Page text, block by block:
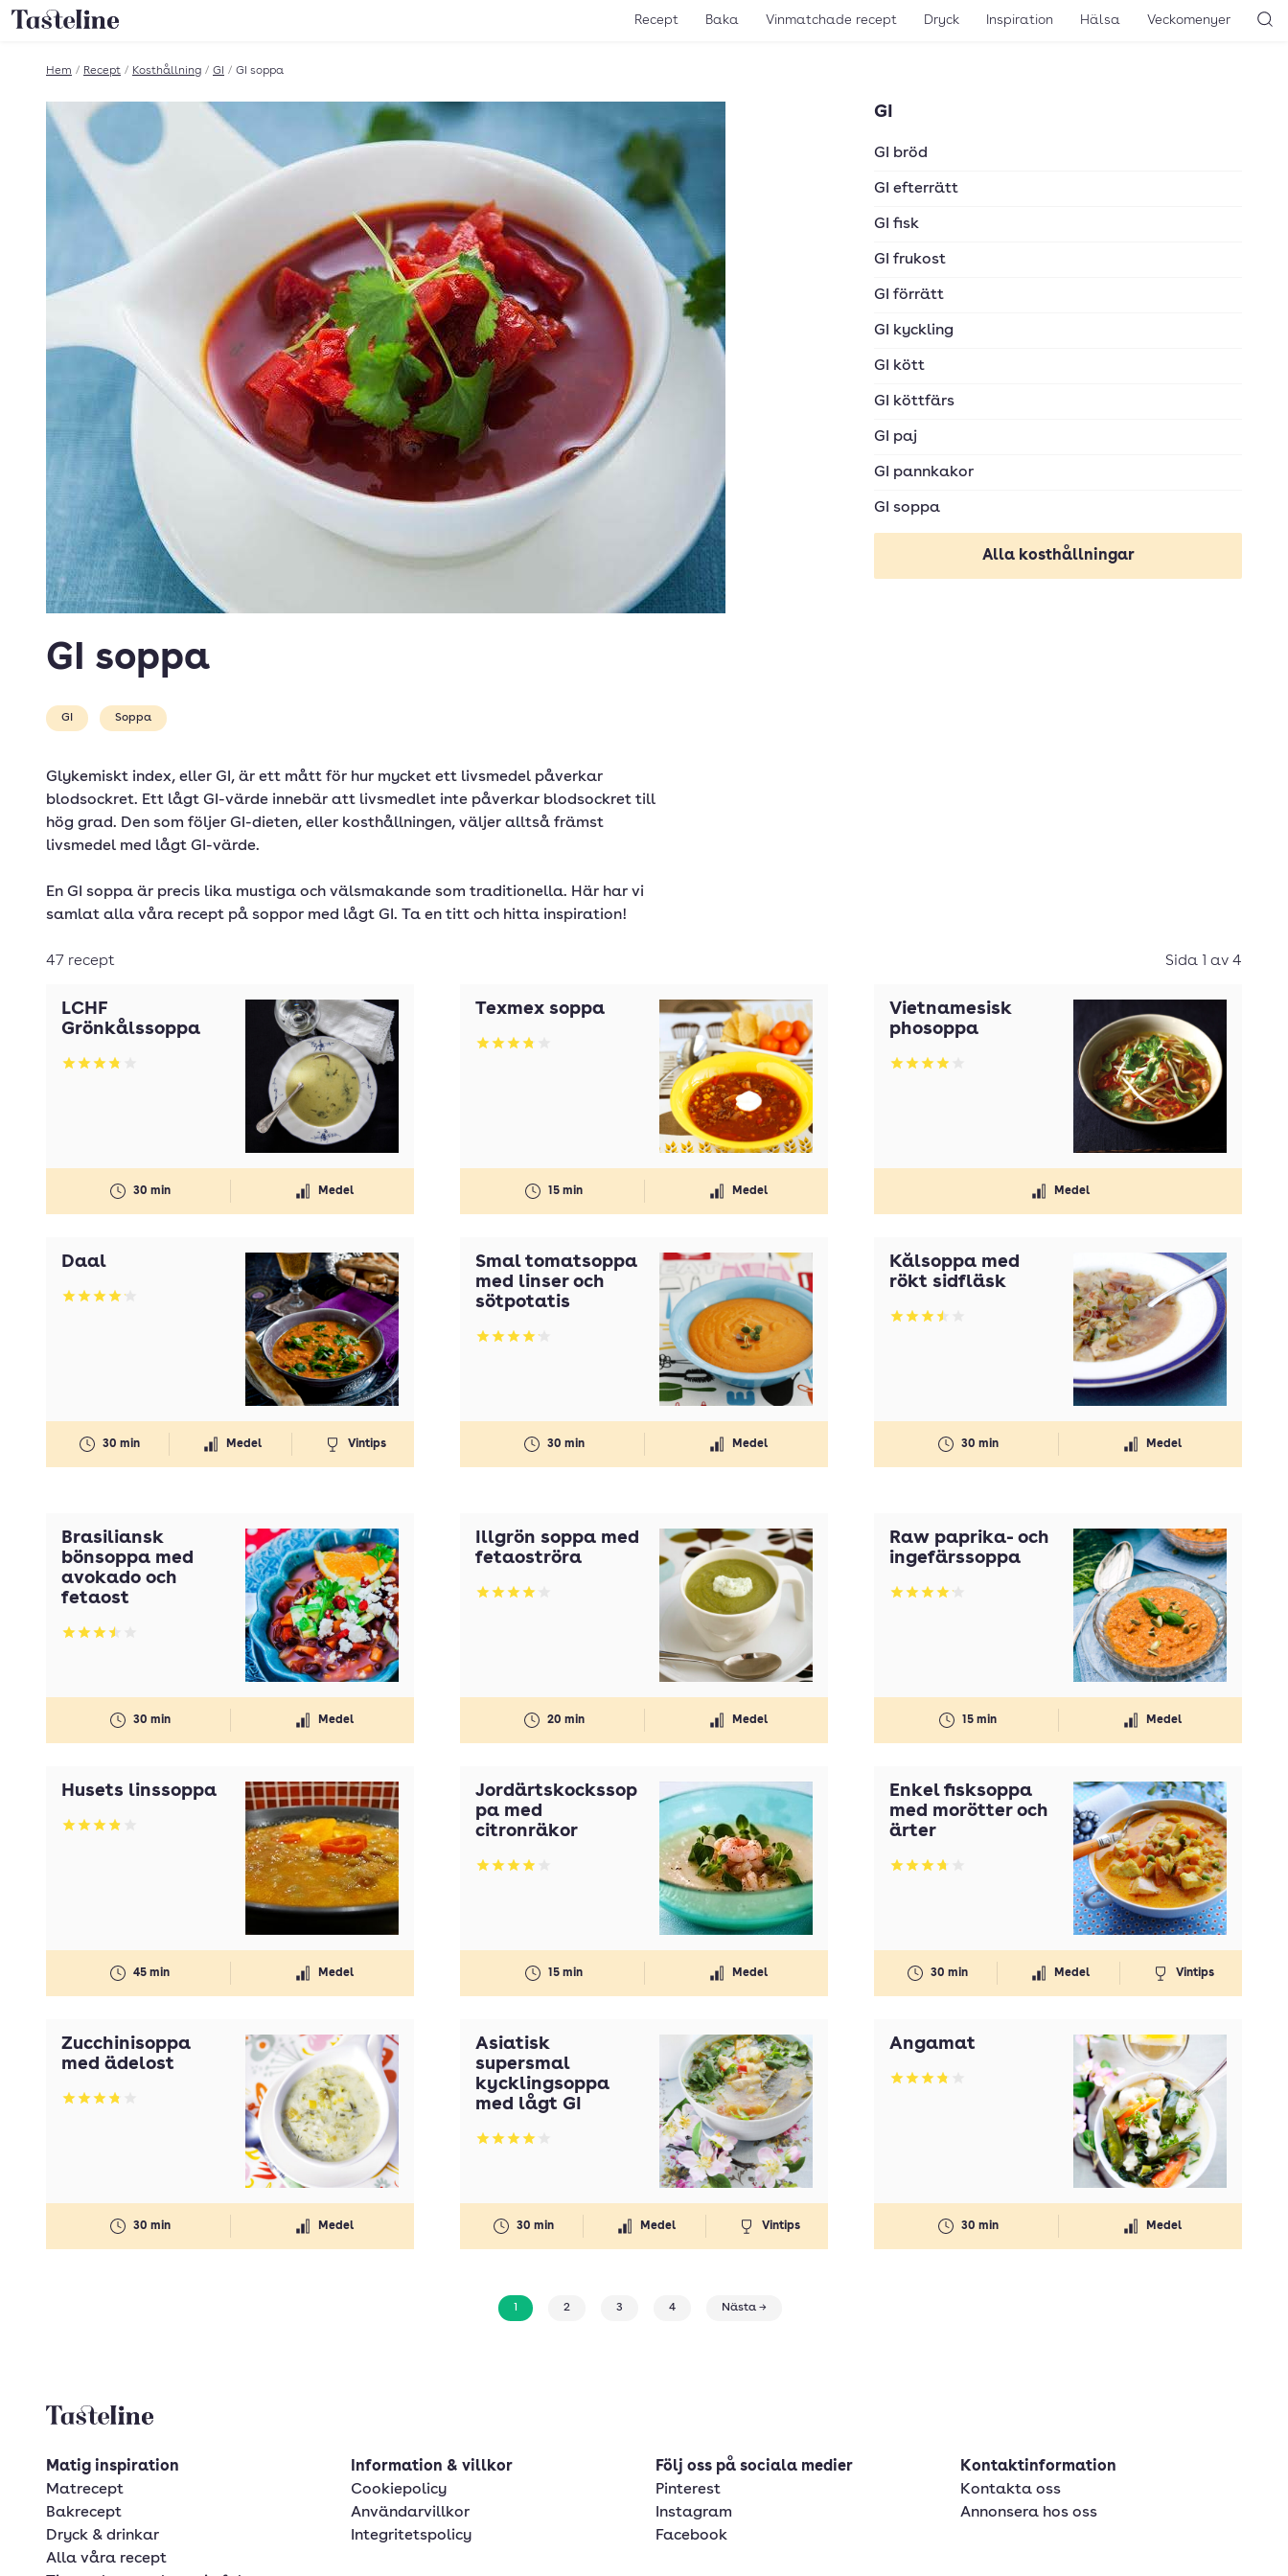
Till Tastelines startsida Recept Baka Vinmatchade recept Dryck Inspiration Hälsa Veckomenyer
Hem / Recept / Kosthållning / GI / GI soppa
GI
GI bröd
GI efterrätt
GI fisk
GI frukost
GI förrätt
GI kyckling
GI kött
GI köttfärs
GI paj
GI pannkakor
GI soppa
Alla kosthållningar
GI soppa
GI Soppa
Glykemiskt index, eller GI, är ett mått för hur mycket ett livsmedel påverkar
blodsockret. Ett lågt GI-värde innebär att livsmedlet inte påverkar blodsockret till
hög grad. Den som följer GI-dieten, eller kosthållningen, väljer alltså främst
livsmedel med lågt GI-värde.
En GI soppa är precis lika mustiga och välsmakande som traditionella. Här har vi
samlat alla våra recept på soppor med lågt GI. Ta en titt och hitta inspiration!
47 recept Sida 1 av 4
LCHF
Grönkålssoppa
Betyg: 3.81 av 5
30 min Medel
Texmex soppa
Betyg: 3.81 av 5
15 min Medel
Vietnamesisk
phosoppa
Betyg: 3.98 av 5
Medel
Daal
Betyg: 4.15 av 5
30 min Medel Vintips
Smal tomatsoppa
med linser och
sötpotatis
Betyg: 4.14 av 5
30 min Medel
Kålsoppa med
rökt sidfläsk
Betyg: 3.51 av 5
30 min Medel
Brasiliansk
bönsoppa med
avokado och
fetaost
Betyg: 3.47 av 5
30 min Medel
Illgrön soppa med
fetaoströra
Betyg: 4.07 av 5
20 min Medel
Raw paprika- och
ingefärssoppa
Betyg: 4.11 av 5
15 min Medel
Husets linssoppa
Betyg: 3.88 av 5
45 min Medel
Jordärtskockssop
pa med
citronräkor
Betyg: 3.92 av 5
15 min Medel
Enkel fisksoppa
med morötter och
ärter
Betyg: 3.73 av 5
30 min Medel Vintips
Zucchinisoppa
med ädelost
Betyg: 3.77 av 5
30 min Medel
Asiatisk
supersmal
kycklingsoppa
med lågt GI
Betyg: 4.03 av 5
30 min Medel Vintips
Ängamat
Betyg: 3.82 av 5
30 min Medel
1 2 3 4 Nästa →
Tasteline startsida
Matig inspiration
Matrecept
Bakrecept
Dryck & drinkar
Alla våra recept
Information & villkor
Cookiepolicy
Användarvillkor
Integritetspolicy
Följ oss på sociala medier
Pinterest
Instagram
Facebook
Kontaktinformation
Kontakta oss
Annonsera hos oss